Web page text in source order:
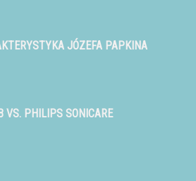
JÓZEFA PAPKINA
VS. PHILIPS SONICARE